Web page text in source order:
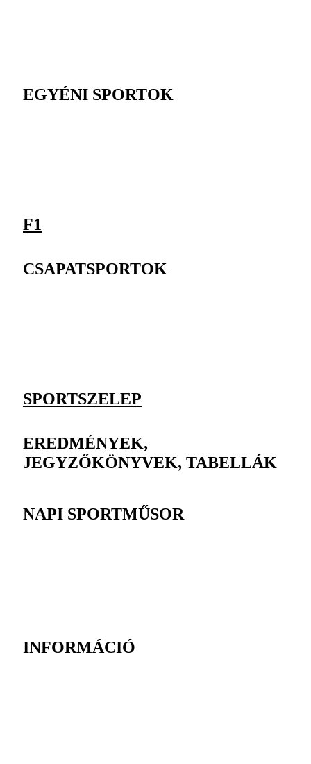
EGYÉNI SPORTOK
F1
CSAPATSPORTOK
SPORTSZELEP
EREDMÉNYEK,
JEGYZŐKÖNYVEK, TABELLÁK
NAPI SPORTMŰSOR
INFORMÁCIÓ